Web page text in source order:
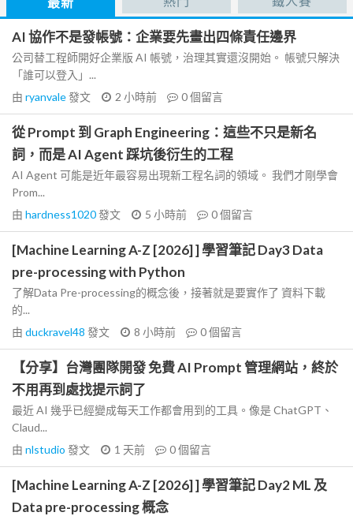
AI 協作不是發帳號：企業要先畫出四條責任邊界
公司替工程師開好企業版 AI 帳號，治理其實還沒開始。 帳號只解決
「誰可以登入」...
由 ryanvale發文 2 小時前 0個留言
從 Prompt 到 Graph Engineering：這些不只是新名
詞，而是 AI Agent 踩坑後衍生的工程
AI Agent 可能是近年最容易出現新工程名詞的領域。 我們才剛學會
Prom...
由 hardness1020發文 5 小時前 0個留言
[Machine Learning A-Z [2026] ] 學習筆記 Day3 Data
pre-processing with Python
了解Data Pre-processing的概念後，接著就是要實作了 資料下載
的...
由 duckravel48 發文 8 小時前 0個留言
【分享】台灣團隊開發 免費 AI Prompt 管理網站，終於
不用再到處找提示詞了
最近 AI 幾乎已經變成每天工作都會用到的工具。像是 ChatGPT、
Claud...
由 nlstudio 發文 1 天前 0個留言
[Machine Learning A-Z [2026] ] 學習筆記 Day2 ML 及
Data pre-processing 概念